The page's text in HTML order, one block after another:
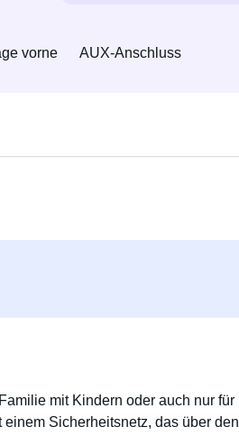
vorne AUX-Anschluss
mit Kindern oder auch nur für
Sicherheitsnetz, das über den